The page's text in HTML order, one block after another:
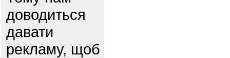
доводиться
давати
рекламу, щоб